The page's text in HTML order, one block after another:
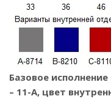
Базовое
– 11-А, цвет